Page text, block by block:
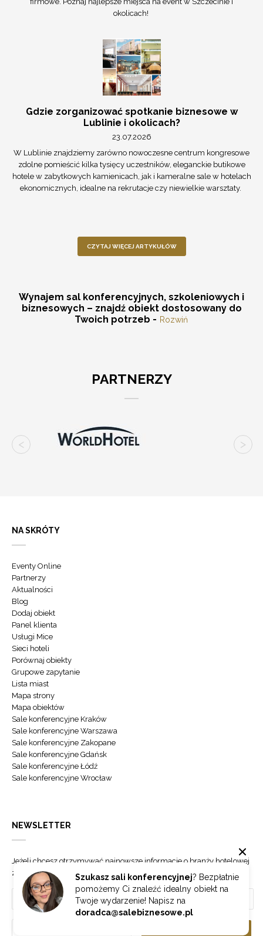
okolicach!
Gdzie zorganizować spotkanie biznesowe w
Lublinie i okolicach?
23.07.2026
W Lublinie znajdziemy zarówno nowoczesne centrum kongresowe
zdolne pomieścić kilka tysięcy uczestników, eleganckie butikowe
hotele w zabytkowych kamienicach, jak i kameralne sale w hotelach
ekonomicznych, idealne na rekrutacje czy niewielkie warsztaty.
CZYTAJ WIĘCEJ ARTYKUŁÓW
Wynajem sal konferencyjnych, szkoleniowych i
biznesowych – znajdź obiekt dostosowany do
Twoich potrzeb - Rozwiń
PARTNERZY
Szukasz sali konferencyjnej? Bezpłatnie
pomożemy Ci znaleźć idealny obiekt na
Twoje wydarzenie! Napisz na
doradca@salebiznesowe.pl
NA SKRÓTY
Eventy Online
Partnerzy
Aktualności
Blog
Dodaj obiekt
Panel klienta
Usługi Mice
Sieci hoteli
Porównaj obiekty
Grupowe zapytanie
Lista miast
Mapa strony
Mapa obiektów
Sale konferencyjne Kraków
Sale konferencyjne Warszawa
Sale konferencyjne Zakopane
Sale konferencyjne Gdańsk
Sale konferencyjne Łódź
Sale konferencyjne Wrocław
NEWSLETTER
Jeżeli chcesz otrzymywać najnowsze informacje o branży hotelowej
zapisz się do naszego newslettera.